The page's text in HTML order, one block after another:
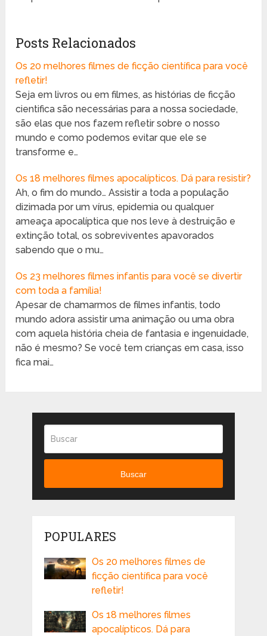
Posts Relacionados
Os 20 melhores filmes de ficção científica para você
refletir!
Seja em livros ou em filmes, as histórias de ficção
cientifica são necessárias para a nossa sociedade,
são elas que nos fazem refletir sobre o nosso
mundo e como podemos evitar que ele se
transforme e…
Os 18 melhores filmes apocalípticos. Dá para resistir?
Ah, o fim do mundo… Assistir a toda a população
dizimada por um vírus, epidemia ou qualquer
ameaça apocalíptica que nos leve à destruição e
extinção total, os sobreviventes apavorados
sabendo que o mu…
Os 23 melhores filmes infantis para você se divertir
com toda a família!
Apesar de chamarmos de filmes infantis, todo
mundo adora assistir uma animação ou uma obra
com aquela história cheia de fantasia e ingenuidade,
não é mesmo? Se você tem crianças em casa, isso
fica mai…
Buscar
POPULARES
Os 20 melhores filmes de
ficção científica para você
refletir!
Os 18 melhores filmes
apocalípticos. Dá para